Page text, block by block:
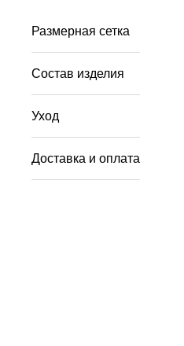
Размерная сетка
Состав изделия
Уход
Доставка и оплата